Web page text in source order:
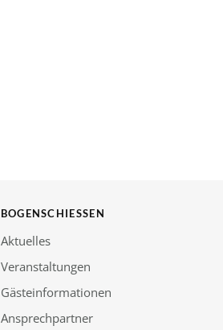
BOGENSCHIESSEN
Aktuelles
Veranstaltungen
Gästeinformationen
Ansprechpartner